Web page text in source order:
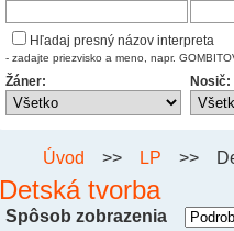
Hľadaj presný názov interpreta
- zadajte priezvisko a meno, napr.
Žáner: Nosič:
Úvod >> LP >>
Detská tvorba
Spôsob zobrazenia